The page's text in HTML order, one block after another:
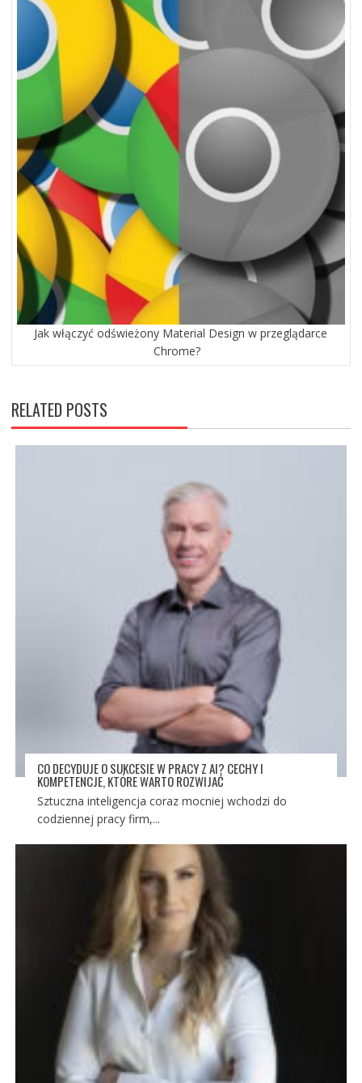
Jak włączyć odświeżony Material Design w przeglądarce
Chrome?
RELATED POSTS
CO DECYDUJE O SUKCESIE W PRACY Z AI? CECHY I
KOMPETENCJE, KTÓRE WARTO ROZWIJAĆ
Sztuczna inteligencja coraz mocniej wchodzi do
codziennej pracy firm,...